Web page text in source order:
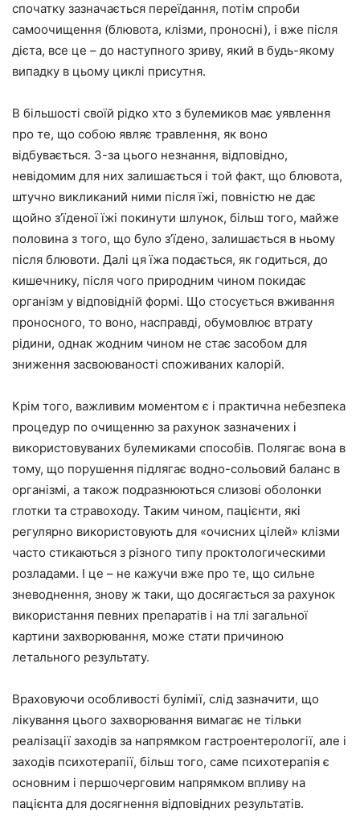
спочатку зазначається переїдання, потім спроби
самоочищення (блювота, клізми, проносні), і вже після
дієта, все це – до наступного зриву, який в будь-якому
випадку в цьому циклі присутня.
В більшості своїй рідко хто з булемиков має уявлення
про те, що собою являє травлення, як воно
відбувається. З-за цього незнання, відповідно,
невідомим для них залишається і той факт, що блювота,
штучно викликаний ними після їжі, повністю не дає
щойно з’їденої їжі покинути шлунок, більш того, майже
половина з того, що було з’їдено, залишається в ньому
після блювоти. Далі ця їжа подається, як годиться, до
кишечнику, після чого природним чином покидає
організм у відповідній формі. Що стосується вживання
проносного, то воно, насправді, обумовлює втрату
рідини, однак жодним чином не стає засобом для
зниження засвоюваності споживаних калорій.
Крім того, важливим моментом є і практична небезпека
процедур по очищенню за рахунок зазначених і
використовуваних булемиками способів. Полягає вона в
тому, що порушення підлягає водно-сольовий баланс в
організмі, а також подразнюються слизові оболонки
глотки та стравоходу. Таким чином, пацієнти, які
регулярно використовують для «очисних цілей» клізми
часто стикаються з різного типу проктологическими
розладами. І це – не кажучи вже про те, що сильне
зневоднення, знову ж таки, що досягається за рахунок
використання певних препаратів і на тлі загальної
картини захворювання, може стати причиною
летального результату.
Враховуючи особливості булімії, слід зазначити, що
лікування цього захворювання вимагає не тільки
реалізації заходів за напрямком гастроентерології, але і
заходів психотерапії, більш того, саме психотерапія є
основним і першочерговим напрямком впливу на
пацієнта для досягнення відповідних результатів.